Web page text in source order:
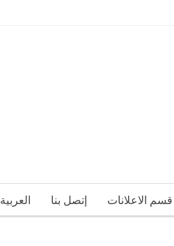
قسم الاعلانات إتصل بنا العربية